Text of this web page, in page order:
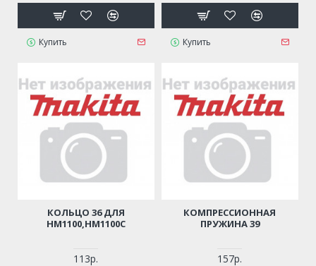
Купить Купить
КОЛЬЦО 36 ДЛЯ
HM1100,HM1100C
113р.
КОМПРЕССИОННАЯ
ПРУЖИНА 39
157р.